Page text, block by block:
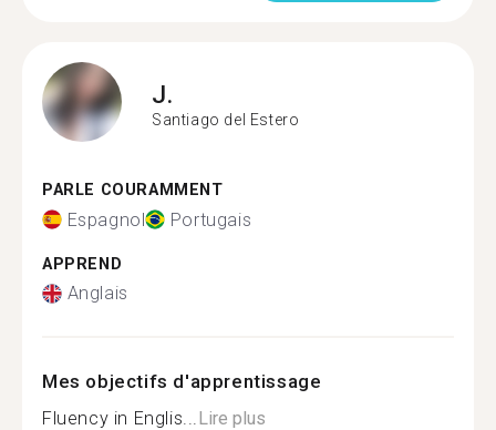
J.
Santiago del Estero
PARLE COURAMMENT
Espagnol Portugais
APPREND
Anglais
Mes objectifs d'apprentissage
Fluency in Englis...Lire plus